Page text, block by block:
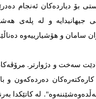
بۆ دیاردەکان ئەنجام
ئەوەی لە پلەی 107ی وڵاتانی
سامان و هۆشیارییەوە
سەخت و دژوارتر.
دەردەکەون
لە کاتێکدا